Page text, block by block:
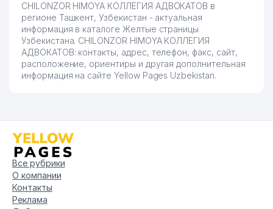
CHILONZOR HIMOYA КОЛЛЕГИЯ АДВОКАТОВ в
регионе Ташкент, Узбекистан - актуальная
информация в каталоге Желтые страницы
Узбекистана. CHILONZOR HIMOYA КОЛЛЕГИЯ
АДВОКАТОВ: контакты, адрес, телефон, факс, сайт,
расположение, ориентиры и другая дополнительная
информация на сайте Yellow Pages Uzbekistan.
Все рубрики
О компании
Контакты
Реклама